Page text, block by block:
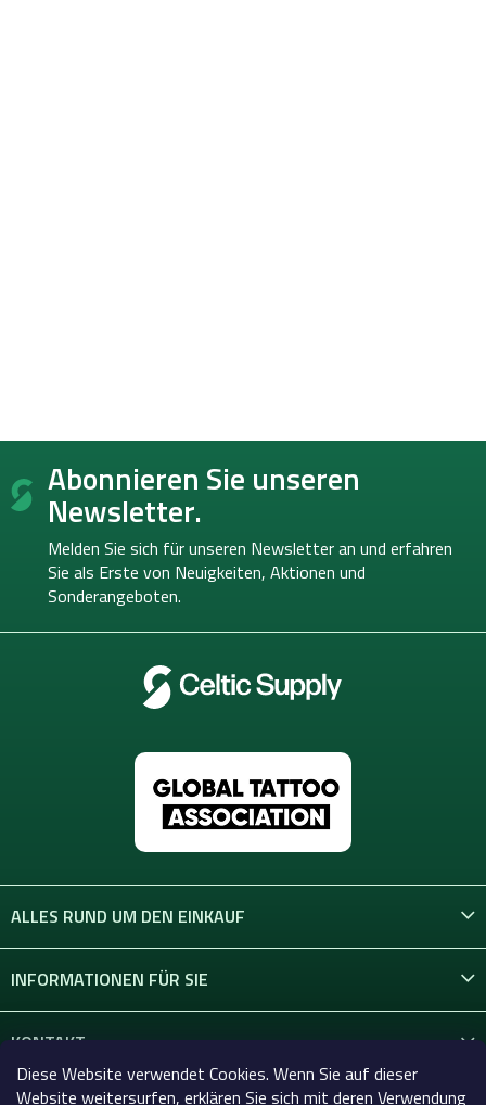
Diese Website verwendet Cookies. Wenn Sie auf dieser
Website weitersurfen, erklären Sie sich mit deren Verwendung
F
ß Abonnieren Sie unseren
Newsletter.
Melden Sie sich für unseren Newsletter an und erfahren
Sie als Erste von Neuigkeiten, Aktionen und
Sonderangeboten.
ALLES RUND UM DEN EINKAUF
INFORMATIONEN FÜR SIE
KONTAKT